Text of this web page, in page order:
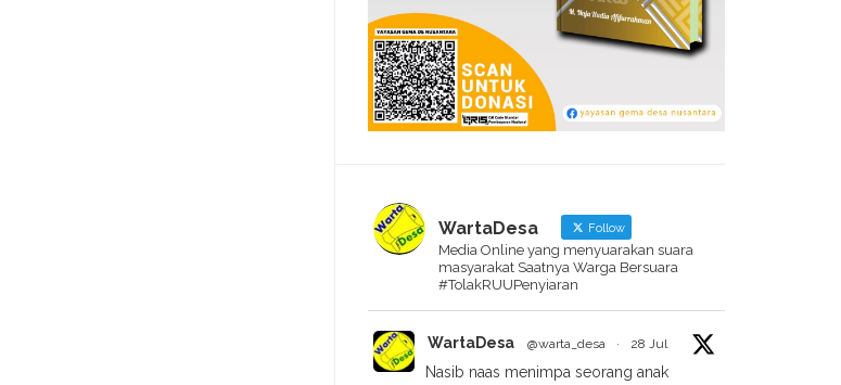
WartaDesa Follow
Media Online yang menyuarakan suara
masyarakat Saatnya Warga Bersuara
#TolakRUUPenyiaran
WartaDesa @warta_desa · 28 Jul
Nasib naas menimpa seorang anak